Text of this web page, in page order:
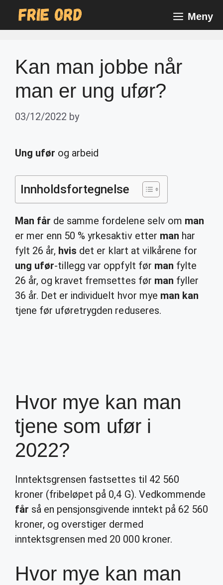
Meny
Kan man jobbe når
man er ung ufør?
03/12/2022 by
Ung ufør og arbeid
Innholdsfortegnelse
Man får de samme fordelene selv om man
er mer enn 50 % yrkesaktiv etter man har
fylt 26 år, hvis det er klart at vilkårene for
ung ufør-tillegg var oppfylt før man fylte
26 år, og kravet fremsettes før man fyller
36 år. Det er individuelt hvor mye man kan
tjene før uføretrygden reduseres.
Hvor mye kan man
tjene som ufør i
2022?
Inntektsgrensen fastsettes til 42 560
kroner (fribeløpet på 0,4 G). Vedkommende
får så en pensjonsgivende inntekt på 62 560
kroner, og overstiger dermed
inntektsgrensen med 20 000 kroner.
Hvor mye kan man